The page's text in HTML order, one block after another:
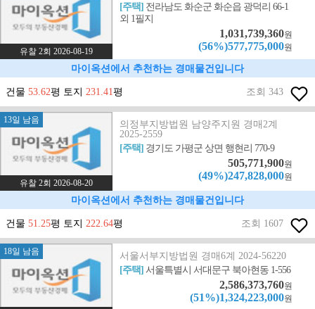
유찰 2회 2026-08-19
[주택] 전라남도 화순군 화순읍 광덕리 66-1
외 1필지
1,031,739,360원
(56%)577,775,000원
마이옥션에서 추천하는 경매물건입니다
건물 53.62평 토지 231.41평 조회 343
13일 남음
유찰 2회 2026-08-20
의정부지방법원 남양주지원 경매2계
2025-2559
[주택] 경기도 가평군 상면 행현리 770-9
505,771,900원
(49%)247,828,000원
마이옥션에서 추천하는 경매물건입니다
건물 51.25평 토지 222.64평 조회 1607
18일 남음
서울서부지방법원 경매6계 2024-56220
[주택]서울특별시 서대문구 북아현동 1-556
2,586,373,760원
(51%)1,324,223,000원